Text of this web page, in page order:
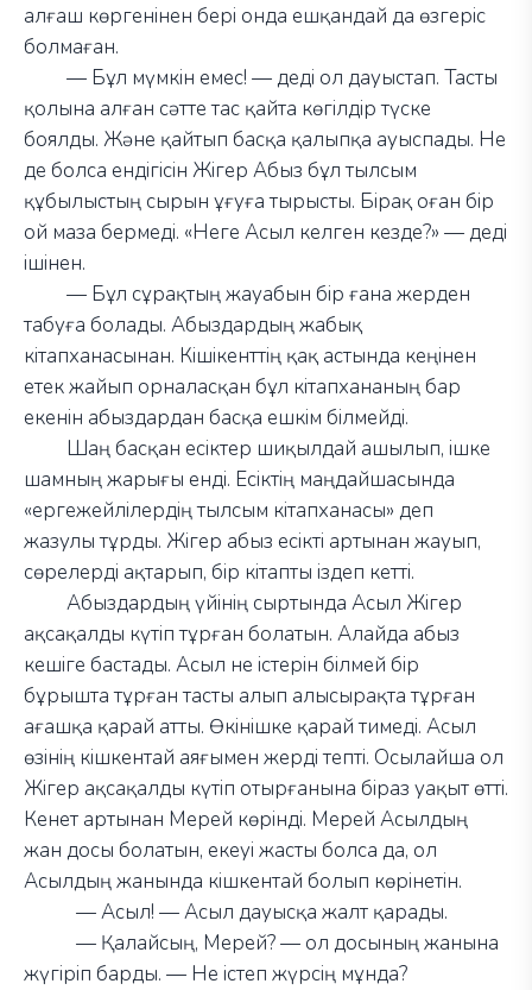
алғаш көргенінен бері онда ешқандай да өзгеріс
болмаған.
— Бұл мүмкін емес! —деді ол дауыстап. Тасты
қолына алған сәтте тас қайта көгілдір түске
боялды. Және қайтып басқа қалыпқа ауыспады. Не
де болса ендігісін Жігер Абыз бұл тылсым
құбылыстың сырын ұғуға тырысты. Бірақ оған бір
ой маза бермеді. «Неге Асыл келген кезде?» —деді
ішінен.
— Бұл сұрақтың жауабын бір ғана жерден
табуға болады. Абыздардың жабық
кітапханасынан. Кішікенттің қақ астында кеңінен
етек жайып орналасқан бұл кітапхананың бар
екенін абыздардан басқа ешкім білмейді.
Шаң басқан есіктер шиқылдай ашылып, ішке
шамның жарығы енді. Есіктің маңдайшасында
«ергежейлілердің тылсым кітапханасы» деп
жазулы тұрды. Жігер абыз есікті артынан жауып,
сөрелерді ақтарып, бір кітапты іздеп кетті.
Абыздардың үйінің сыртында Асыл Жігер
ақсақалды күтіп тұрған болатын. Алайда абыз
кешіге бастады. Асыл не істерін білмей бір
бұрышта тұрған тасты алып алысырақта тұрған
ағашқа қарай атты. Өкінішке қарай тимеді. Асыл
өзінің кішкентай аяғымен жерді тепті. Осылайша ол
Жігер ақсақалды күтіп отырғанына біраз уақыт өтті.
Кенет артынан Мерей көрінді. Мерей Асылдың
жан досы болатын, екеуі жасты болса да, ол
Асылдың жанында кішкентай болып көрінетін.
—Асыл! —Асыл дауысқа жалт қарады.
— Қалайсың, Мерей?— ол досының жанына
жүгіріп барды. — Не істеп жүрсің мұнда?